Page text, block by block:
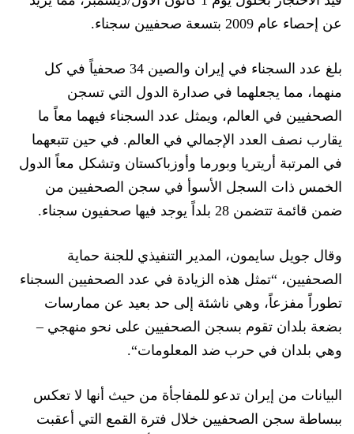
عن إحصاء عام 2009 بتسعة صحفيين سجناء.
بلغ عدد السجناء في إيران والصين 34 صحفياً في كل
منهما، مما يجعلهما في صدارة الدول التي تسجن
الصحفيين في العالم، ويمثل عدد السجناء فيهما معاً ما
يقارب نصف العدد الإجمالي في العالم. في حين تتبعهما
في المرتبة أريتريا وبورما وأوزباكستان وتشكل معاً الدول
الخمس ذات السجل الأسوأ في سجن الصحفيين من
ضمن قائمة تتضمن 28 بلداً يوجد فيها صحفيون سجناء.
وقال جويل سايمون، المدير التنفيذي للجنة حماية
الصحفيين، “تمثل هذه الزيادة في عدد الصحفيين السجناء
تطوراً مفزعاً، وهي ناشئة إلى حد بعيد عن ممارسات
بضعة بلدان تقوم بسجن الصحفيين على نحو منهجي –
وهي بلدان في حرب ضد المعلومات“.
البيانات من إيران تدعو للمفاجأة من حيث أنها لا تعكس
ببساطة سجن الصحفيين خلال فترة القمع التي أعقبت